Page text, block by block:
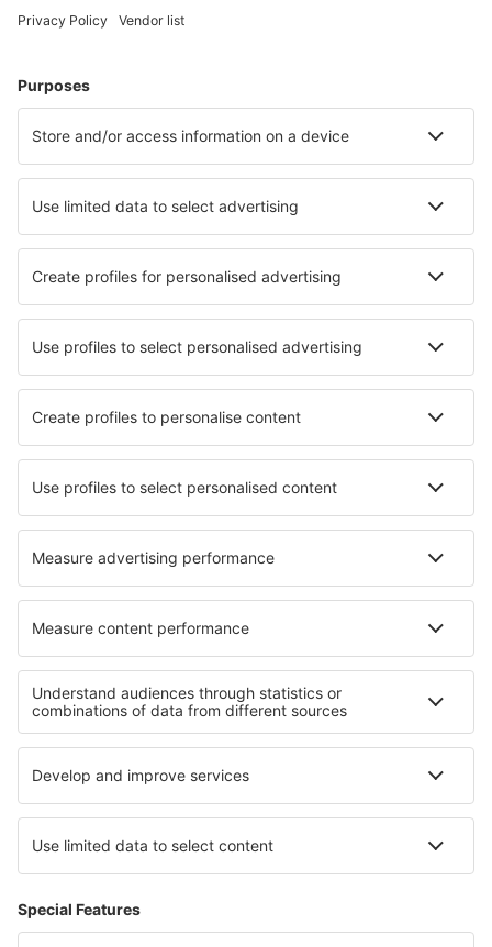
Unterkünfte in Großbritannien - Beliebte Städte
Unterkunft in Manchester Unterkunft in Birmingham
Unterkunft in Swanage Unterkunft in Leyburn
Unterkunft in Maidstone Unterkunft in Carnforth
Die besten Unterkünfte - Städte
Unterkunft in Troulli Unterkunft in Zátouna
Unterkunft in Carrick-on-Suir Unterkunft in Impalila Island
Unterkunft in Albertville Unterkunft in Claviere
Unterkunft Arida Unterkunft in Medfield
Die besten Unterkünfte - Regionen
Unterkunft in Wales Unterkunft in Großbritannien
Unterkunft in Southport Unterkunft in England
Unterkunft in Great Yarmouth Unterkunft in Sofia (city)
Unterkunft in Ostküste Unterkunft in El Salvador
Unterkunft in Kreis Argeș Unterkunft in Costa Verde